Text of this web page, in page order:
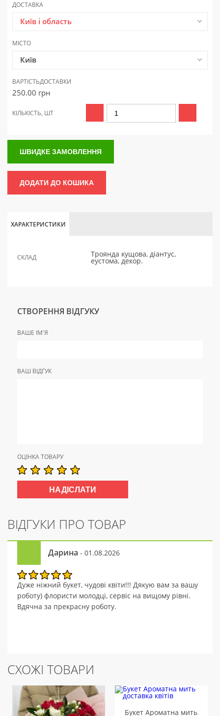
ДОСТАВКА
Київ і область
МІСТО
Київ
ВАРТІСТЬДОСТАВКИ
250.00 грн
КІЛЬКІСТЬ, ШТ
ШВИДКЕ ЗАМОВЛЕННЯ
ДОДАТИ ДО КОШИКА
ХАРАКТЕРИСТИКИ
СКЛАД Троянда кущова, діантус,
еустома, декор.
СТВОРЕННЯ ВІДГУКУ
ВАШЕ ІМ'Я
ВАШ ВІДГУК
ОЦІНКА ТОВАРУ
ВІДГУКИ ПРО ТОВАР
Дарина - 01.08.2026
Дуже ніжний букет, чудові квіти!!! Дякую вам за вашу
роботу) флористи молодці, сервіс на вищому рівні.
Вдячна за прекрасну роботу.
СХОЖІ ТОВАРИ
Букет Ароматна мить